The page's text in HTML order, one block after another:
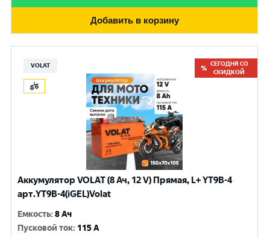
Добавить в корзину
VOLAT
СЕГОДНЯ СО
СКИДКОЙ
Аккумулятор VOLAT (8 Ач, 12 V) Прямая, L+ YT9B-4
арт.YT9B-4(iGEL)Volat
Емкость:8 Ач
Пусковой ток: 115 A